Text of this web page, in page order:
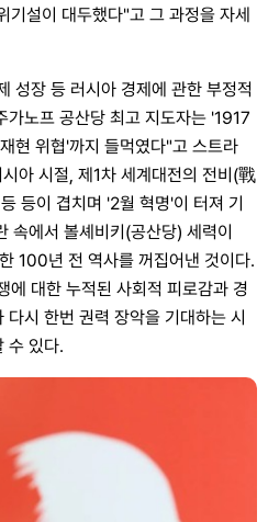
기설이 대두했다"고 그 과정을 자세
성장 등 러시아 경제에 관한 부정적
가노프 공산당 최고 지도자는 '1917
현 위협'까지 들먹였다"고 스트라
아 시절, 제1차 세계대전의 전비(戰
등이 겹치며 '2월 혁명'이 터져 기
속에서 볼셰비키(공산당) 세력이
100년 전 역사를 꺼집어낸 것이다.
에 대한 누적된 사회적 피로감과 경
시 한번 권력 장악을 기대하는 시
수 있다.